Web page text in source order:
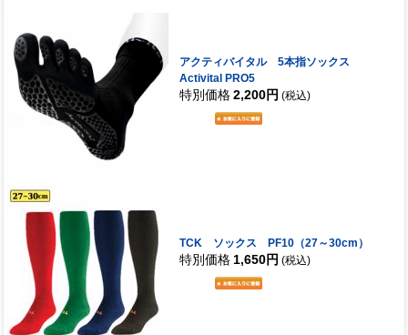
アクティバイタル 5本指ソックス
Activital PRO5
特別価格 2,200円 (税込)
TCK ソックス PF10（27～30cm）
特別価格 1,650円 (税込)